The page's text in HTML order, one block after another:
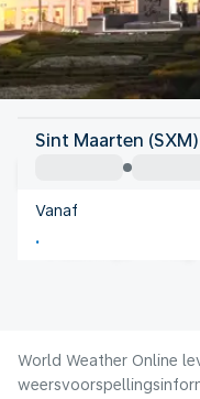
België
Brussel
België
Sint Maarten
Vanaf
World Weather Online